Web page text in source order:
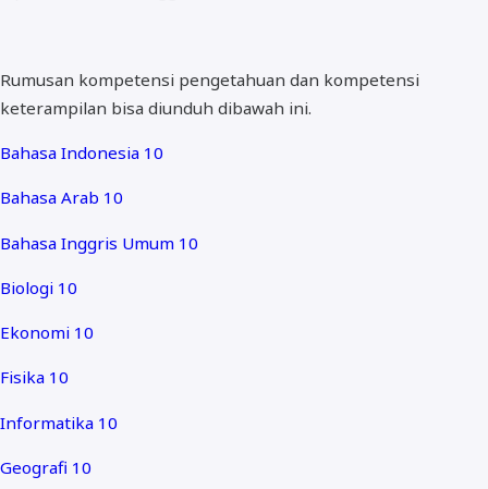
Rumusan kompetensi pengetahuan dan kompetensi
keterampilan bisa diunduh dibawah ini.
Bahasa Indonesia 10
Bahasa Arab 10
Bahasa Inggris Umum 10
Biologi 10
Ekonomi 10
Fisika 10
Informatika 10
Geografi 10